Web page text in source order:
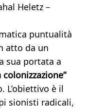
Heletz –
puntualità
atto da un
sua portata a
colonizzazione”
L’obiettivo è il
sionisti radicali,